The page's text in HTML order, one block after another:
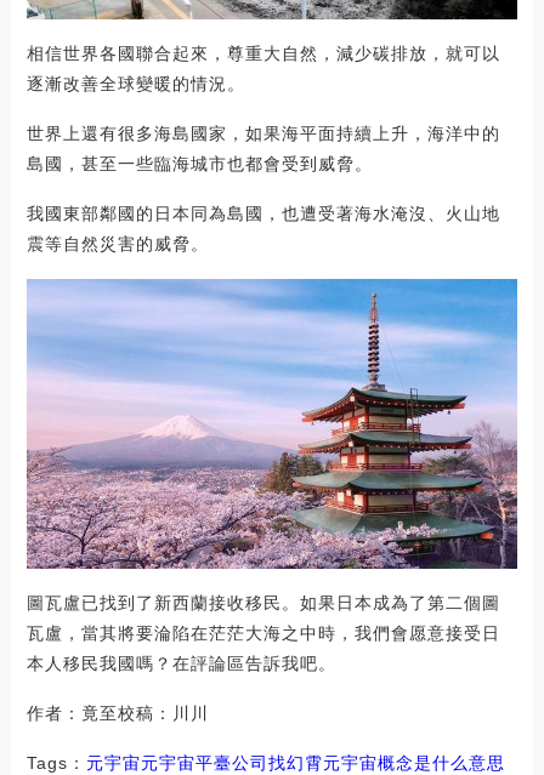
相信世界各國聯合起來，尊重大自然，減少碳排放，就可以
逐漸改善全球變暖的情況。
世界上還有很多海島國家，如果海平面持續上升，海洋中的
島國，甚至一些臨海城市也都會受到威脅。
我國東部鄰國的日本同為島國，也遭受著海水淹沒、火山地
震等自然災害的威脅。
圖瓦盧已找到了新西蘭接收移民。如果日本成為了第二個圖
瓦盧，當其將要淪陷在茫茫大海之中時，我們會愿意接受日
本人移民我國嗎？在評論區告訴我吧。
作者：竟至校稿：川川
Tags： 元宇宙元宇宙平臺公司找幻霄元宇宙概念是什么意思